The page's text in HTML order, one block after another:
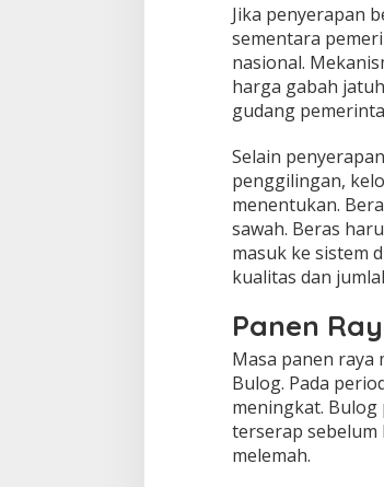
Jika penyerapan
sementara
nasional.
harga gabah
gudang
Selain
penggilingan,
menentukan.
sawah. Beras
masuk ke sistem
kualitas dan
Panen
Masa panen
Bulog. Pada
meningkat.
terserap
melemah.